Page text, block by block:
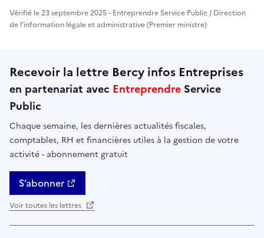
Vérifié le 23 septembre 2025 - Entreprendre Service Public / Direction
de l'information légale et administrative (Premier ministre)
Recevoir la lettre Bercy infos Entreprises
en partenariat avec Entreprendre Service
Public
Chaque semaine, les dernières actualités fiscales,
comptables, RH et financières utiles à la gestion de votre
activité - abonnement gratuit
S’abonner
Voir toutes les lettres